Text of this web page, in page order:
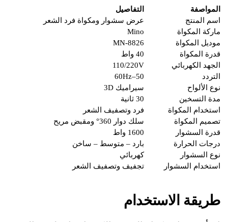
المواصفة
التفاصيل
اسم المنتج
عرض سشوار ومكواة فرد الشعر
ماركة المكواة
Mino
موديل المكواة
MN-8826
قدرة المكواة
40 واط
الجهد الكهربائي
110/220V
التردد
50–60Hz
نوع الألواح
سيراميك 3D
مدة التسخين
30 ثانية
استخدام المكواة
فرد وتصفيف الشعر
تصميم المكواة
سلك دوار 360° ومقبض مريح
قدرة السشوار
1600 واط
درجات الحرارة
بارد – متوسط – ساخن
نوع السشوار
كهربائي
استخدام السشوار
تجفيف وتصفيف الشعر
طريقة الاستخدام